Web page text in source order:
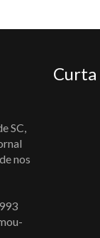
SC,
nos
Curta